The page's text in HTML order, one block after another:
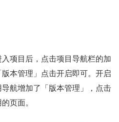
项目后，点击项目导航栏的加
本管理」点击开启即可。开启
航增加了「版本管理」，点击
页面。